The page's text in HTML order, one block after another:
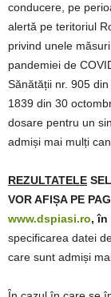
conducere, pe
alertă pe teritoriul
privind unele
pandemiei de
Sănătății nr. 905
1839 din 30
dosare pentru un
admiși mai mulți
REZULTATELE
VOR AFIȘA PE
www.dspiasi.ro, în
specificarea datei
care sunt admiși